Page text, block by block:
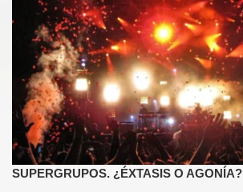
SUPERGRUPOS. ¿ÉXTASIS O AGONÍA?